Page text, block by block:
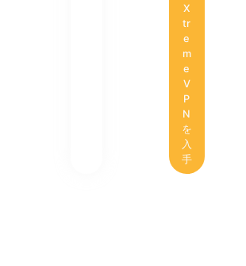
X
tr
e
m
e
V
P
N
を
入
手